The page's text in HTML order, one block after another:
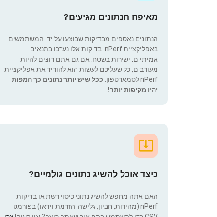
מאיפה הנתונים מגיעים?
הנתונים נאספים מבדיקות שבוצעו על ידי המשתמשים
באפליקציית nPerf. בדיקות אלו נערכו בתנאים
אמיתיים, ישירות בשטח. אם גם אתם רוצים להיות
מעורבים, כל שעליכם לעשות הוא להוריד את אפליקציית
nPerf לסמארטפון.
ככל שיש יותר נתונים כך המפות
יהיו מקיפות יותר!
כיצד אוכל להשיג נתונים גולמיים?
האם אתה מחפש להשיג נתוני כיסוי רשת או בדיקות
nPerf (מהירות, חביון, גלישה, הזרמת וידאו) בפורמט